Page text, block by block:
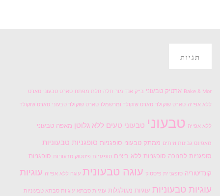
תגיות
Bake & Mor ארטיק טבעוני בייק אנד מור חלה חלת מפתח טארט טבעוני טארט
ללא אפייה טארט שוקולד טארט שוקולד ומרשמלו טארט שוקולד טבעוני טארט שוקולד
ללא אפייה טבעוני טבעוני טעים ללא גלוטן מאפה טבעוני
מאפינס גבינות וזיתים ממתק טבעוני סופגניות סופגניות טבעוניות
סופגניות לחנוכה סופגניות ללא ביצים סופגניות פיסטוק טבעוניות סופגניות
קונדיטוריה סופגניית פיסטוק עוגה טבעונית עוגה ללא אפייה עוגיות
עוגיות טבעוניות עוגיות מגולגלות עוגיות סבתא עוגיות סבתא טבעוניות